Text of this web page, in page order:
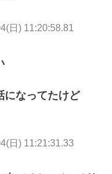
日) 11:20:58.81
になってたけど
日) 11:21:31.33